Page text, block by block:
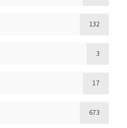
132
3
17
673